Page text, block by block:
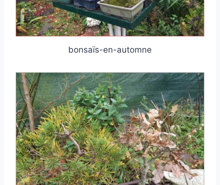
bonsaïs-en-automne